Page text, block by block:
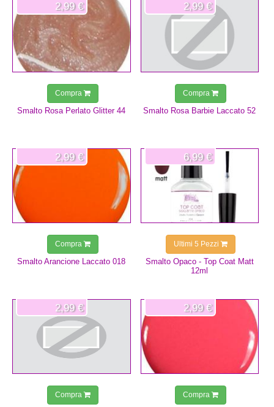
Smalto Rosa Perlato Glitter 44
2,99 €
Compra
Smalto Rosa Barbie Laccato 52
2,99 €
Compra
Smalto Arancione Laccato 018
2,99 €
Compra
Smalto Opaco - Top Coat Matt
12ml
6,99 €
Ultimi 5 Pezzi
2,99 €
Compra
2,99 €
Compra